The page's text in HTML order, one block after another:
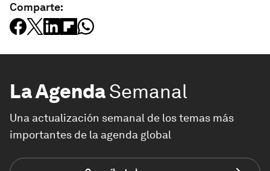
Comparte:
La AgendaSemanal
Una actualización semanal de los temas más
importantes de la agenda global